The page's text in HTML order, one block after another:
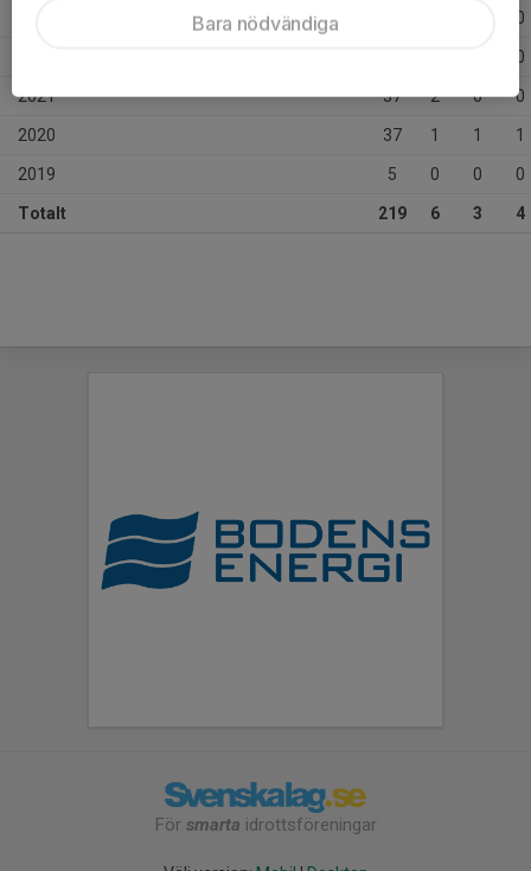
0
0
2021 37 2 0 0
2020 37 1 1 1
2019 5 0 0 0
Totalt 219 6 3 4
För smarta idrottsföreningar
Bara nödvändiga